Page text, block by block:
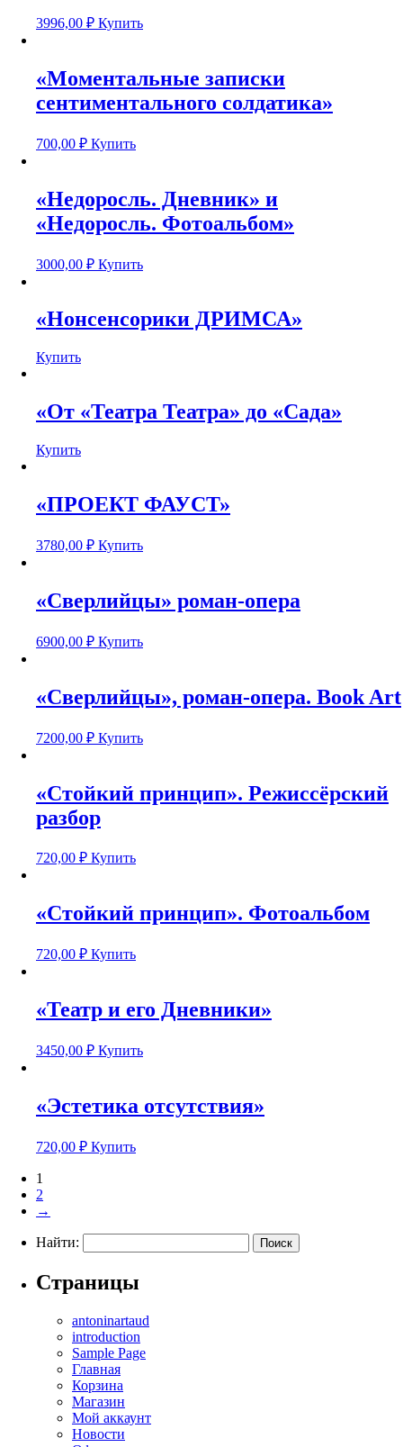
3996,00 ₽ Купить
«Моментальные записки
сентиментального солдатика»
700,00 ₽ Купить
«Недоросль. Дневник» и
«Недоросль. Фотоальбом»
3000,00 ₽ Купить
«Нонсенсорики ДРИМСА»
Купить
«От «Театра Театра» до «Сада»
Купить
«ПРОЕКТ ФАУСТ»
3780,00 ₽ Купить
«Сверлийцы» роман-опера
6900,00 ₽ Купить
«Сверлийцы», роман-опера. Book Art
7200,00 ₽ Купить
«Стойкий принцип». Режиссёрский
разбор
720,00 ₽ Купить
«Стойкий принцип». Фотоальбом
720,00 ₽ Купить
«Театр и его Дневники»
3450,00 ₽ Купить
«Эстетика отсутствия»
720,00 ₽ Купить
1
2
→
Найти:
Страницы
antoninartaud
introduction
Sample Page
Главная
Корзина
Магазин
Мой аккаунт
Новости